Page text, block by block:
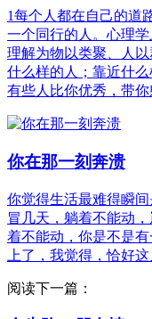
1每个人都在自己的道
一个同行的人。心理
理解为物以类聚、人
什么样的人；靠近什
有些人比你优秀，带
你在那一刻奔溃
你觉得生活最难得瞬
冒几天，躺着不能动
着不能动，你是不是
上了，我觉得，恰好
阅读下一篇：